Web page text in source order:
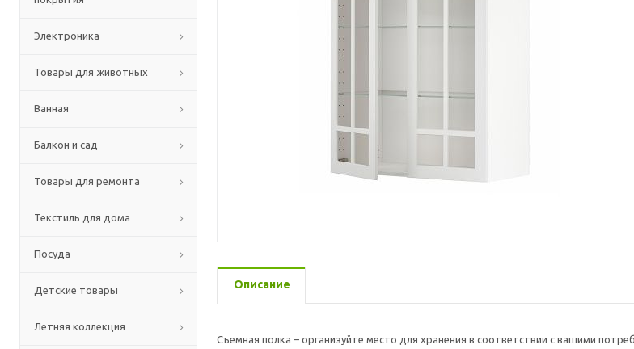
Электроника
Товары для животных
Ванная
Балкон и сад
Товары для ремонта
Текстиль для дома
Посуда
Детские товары
Летняя коллекция
Описание
Съемная полка – организуйте место для хранения в соответствии с вашими